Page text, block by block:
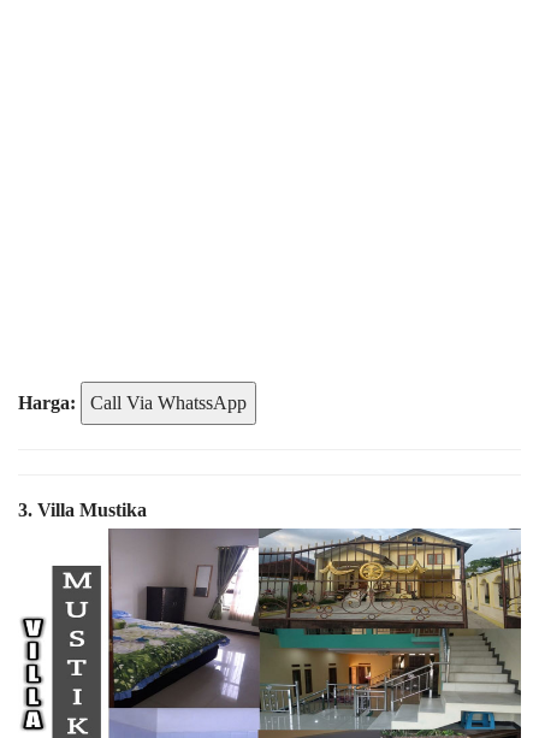
Harga: Call Via WhatssApp
3. Villa Mustika